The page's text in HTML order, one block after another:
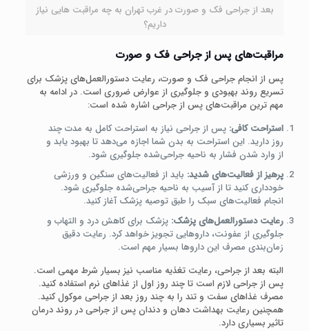
بعد از جراحی فک و صورت در غرب تهران به چه مراقبت هایی نیاز
داریم؟
مراقبت‌های پس از جراحی فک و صورت
پس از انجام جراحی فک و صورت، رعایت دستورالعمل‌های پزشک برای
تسریع روند بهبودی و جلوگیری از عوارض ضروری است. در ادامه به
مهم‌ ترین مراقبت‌های پس از جراحی اشاره شده است:
استراحت کافی: پس از جراحی نیاز به استراحت کامل به مدت چند
روز دارید. این استراحت به بدن شما اجازه می‌دهد تا بهبود یابد و
از وارد شدن فشار به ناحیه جراحی‌شده جلوگیری شود.
پرهیز از فعالیت‌های شدید: باید از فعالیت‌های سنگین و ورزشی
خودداری کنید تا از آسیب به ناحیه جراحی‌شده جلوگیری شود.
انجام فعالیت‌های سبک را طبق توصیه پزشک آغاز کنید.
رعایت دستورالعمل‌های پزشک: پزشک برای کاهش درد و التهاب و
جلوگیری از عفونت، داروهایی تجویز خواهد کرد. رعایت دقیق
زمان‌بندی مصرف این داروها بسیار مهم است.
البته بعد از جراحی، رعایت تغذیه مناسب نیز بسیار شرط مهمی است.
پس از جراحی لازم است تا چند روز اول از غذاهای نرم استفاده کنید.
مصرف غذاهای سفت و تند را به چند روز بعد از جراحی موکول کنید.
همچنین رعایت بهداشت دهان و دندان پس از جراحی در روند درمان
تاثیر بسیاری دارد.